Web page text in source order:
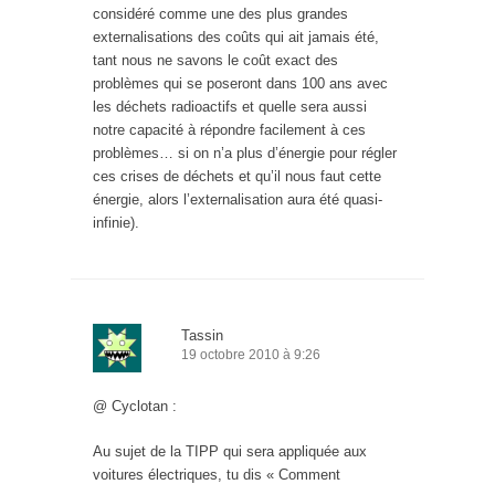
considéré comme une des plus grandes
externalisations des coûts qui ait jamais été,
tant nous ne savons le coût exact des
problèmes qui se poseront dans 100 ans avec
les déchets radioactifs et quelle sera aussi
notre capacité à répondre facilement à ces
problèmes… si on n’a plus d’énergie pour régler
ces crises de déchets et qu’il nous faut cette
énergie, alors l’externalisation aura été quasi-
infinie).
Tassin
19 octobre 2010 à 9:26
@ Cyclotan :
Au sujet de la TIPP qui sera appliquée aux
voitures électriques, tu dis « Comment